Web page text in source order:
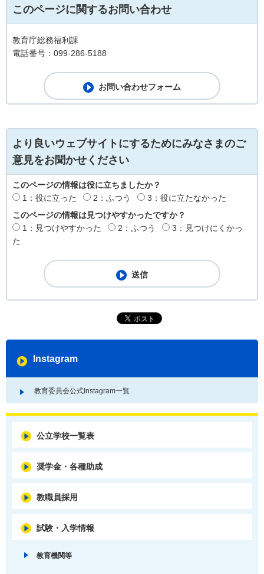
このページに関するお問い合わせ
教育庁総務福利課
電話番号：099-286-5188
より良いウェブサイトにするためにみなさまのご
意見をお聞かせください
このページの情報は役に立ちましたか？
1：役に立った
2：ふつう
3：役に立たなかった
このページの情報は見つけやすかったですか？
1：見つけやすかった
2：ふつう
3：見つけにくかっ
た
Instagram
教育委員会公式Instagram一覧
公立学校一覧表
奨学金・各種助成
教職員採用
試験・入学情報
教育機関等